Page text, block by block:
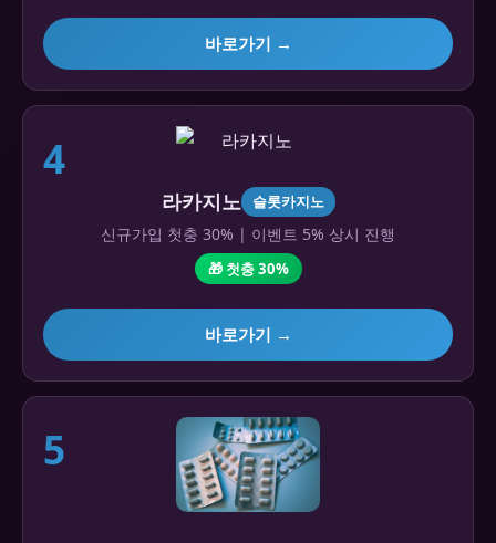
바로가기 →
4
라카지노 슬롯카지노
신규가입 첫충 30% | 이벤트 5% 상시 진행
🎁 첫충 30%
바로가기 →
5